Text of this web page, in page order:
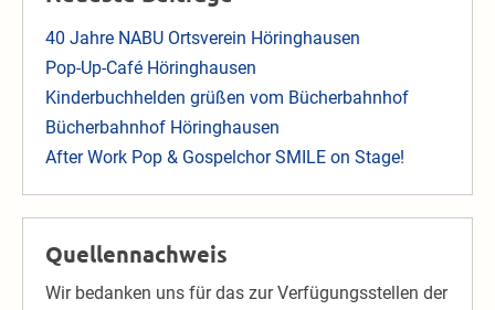
40 Jahre NABU Ortsverein Höringhausen
Pop-Up-Café Höringhausen
Kinderbuchhelden grüßen vom Bücherbahnhof
Bücherbahnhof Höringhausen
After Work Pop & Gospelchor SMILE on Stage!
Quellennachweis
Wir bedanken uns für das zur Verfügungsstellen der